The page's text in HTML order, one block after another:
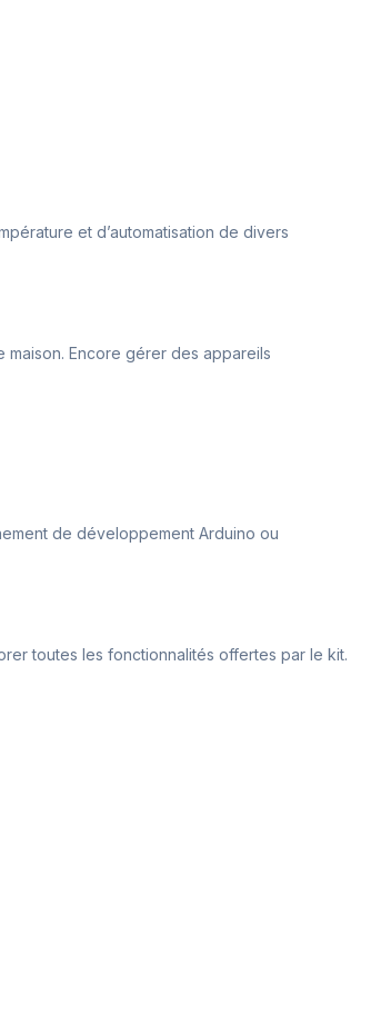
et d’automatisation de divers
maison. Encore gérer des appareils
de développement Arduino ou
toutes les fonctionnalités offertes par le kit.